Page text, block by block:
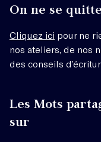
On ne se
Cliquez ici pour ne
nos ateliers, de nos
des conseils
Les Mots
sur